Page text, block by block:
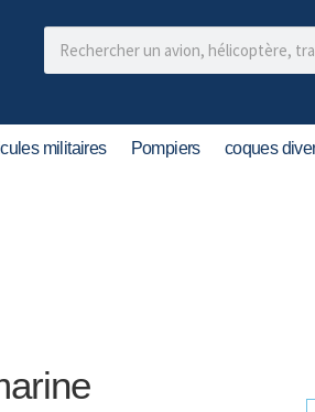
militaires Pompiers coques